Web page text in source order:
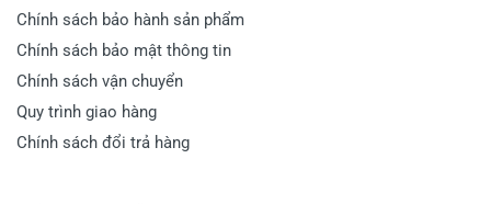
Chính sách bảo hành sản phẩm
Chính sách bảo mật thông tin
Chính sách vận chuyển
Quy trình giao hàng
Chính sách đổi trả hàng